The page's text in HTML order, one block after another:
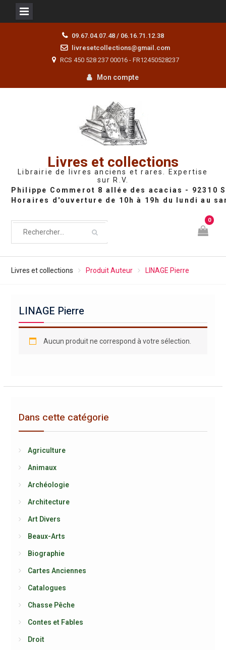
09.67.04.07.48 / 06.16.71.12.38
livresetcollections@gmail.com
RCS 450 528 237 00016 - FR12450528237
Mon compte
Livres et collections
Librairie de livres anciens et rares. Expertise
sur R.V.
0
Livres et collections Produit Auteur LINAGE Pierre
LINAGE Pierre
Aucun produit ne correspond à votre sélection.
Dans cette catégorie
Agriculture
Animaux
Archéologie
Architecture
Art Divers
Beaux-Arts
Biographie
Cartes Anciennes
Catalogues
Chasse Pêche
Contes et Fables
Droit